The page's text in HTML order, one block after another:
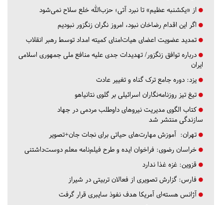
از «یکشنبه عظیم» تا نبرد آتی؛ حزب‌الله خلع سلاح نمی‌شود
اگر این اقدام رضاخان نبود، امروز نگران زنگزور نبودیم
تمدید عضویت اعضای هیات‌امنای کمیته امداد توسط رهبر انقلاب
درباره توافق زنگزور/ تهدیدات جدی علیه منافع ملی جمهوری اسلامی
ایران
یزد: دوره جامع ترک گناه و تغییر عادت
تیغ تیز روزنامه‌نگاران اسرائیلی بر گلوی نتانیاهو
کتاب الگوی مدیریت نیروهای داوطلب مردمی در جهاد
سازندگی منتشر شد
تهران: آموزش مهارت‌های حیاتی برای نجات جان+تصویر
خراسان رضوی: فراخوان ایده و طرح فیلم‌نامه معلم دوست‌داشتنی
قزوین: غزه غذا ندارد
فارس: گزارش تصویری از فعالان تربیتی در شیراز
آژانس هسته‌ای آمریکا هدف نفوذ سایبری قرار گرفت